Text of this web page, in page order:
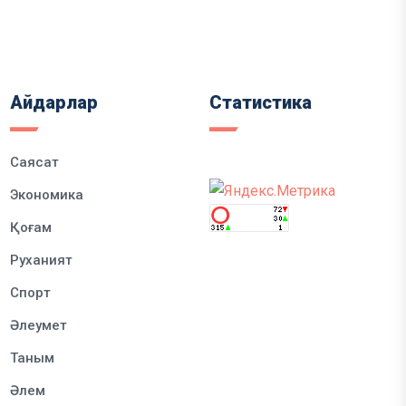
Айдарлар
Саясат
Экономика
Қоғам
Руханият
Спорт
Әлеумет
Таным
Әлем
Статистика